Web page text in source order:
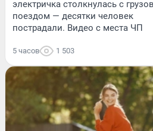
электричка столкнулась с
поездом — десятки человек
пострадали. Видео с места ЧП
5 часов 1 503